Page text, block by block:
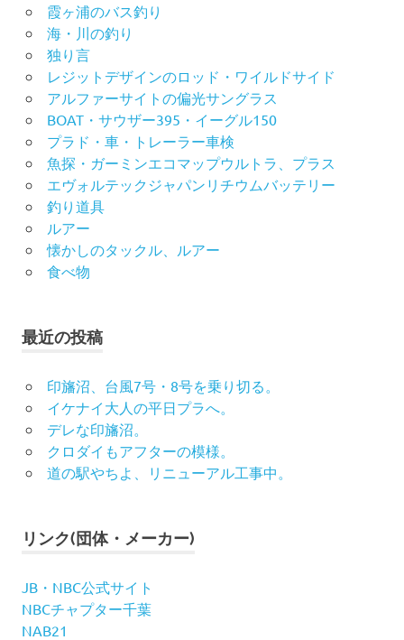
霞ヶ浦のバス釣り
海・川の釣り
独り言
レジットデザインのロッド・ワイルドサイド
アルファーサイトの偏光サングラス
BOAT・サウザー395・イーグル150
プラド・車・トレーラー車検
魚探・ガーミンエコマップウルトラ、プラス
エヴォルテックジャパンリチウムバッテリー
釣り道具
ルアー
懐かしのタックル、ルアー
食べ物
最近の投稿
印旛沼、台風7号・8号を乗り切る。
イケナイ大人の平日プラへ。
デレな印旛沼。
クロダイもアフターの模様。
道の駅やちよ、リニューアル工事中。
リンク(団体・メーカー)
JB・NBC公式サイト
NBCチャプター千葉
NAB21